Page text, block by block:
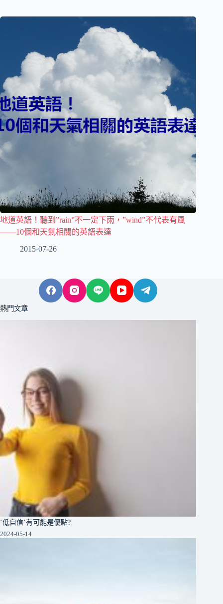
地道英語！聽到”rain”不一定下雨，”wind”不代表有風
——10個和天氣相關的英語表達
2015-07-26
熱門文章
‘低自信’有可能是優點?
2024-05-14